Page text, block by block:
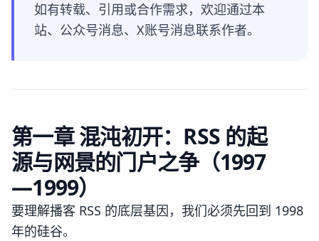
如有转载、引用或合作需求，欢迎通过本
站、公众号消息、X账号消息联系作者。
第一章 混沌初开：RSS 的起
源与网景的门户之争（1997
—1999）
要理解播客 RSS 的底层基因，我们必须先回到 1998
年的硅谷。